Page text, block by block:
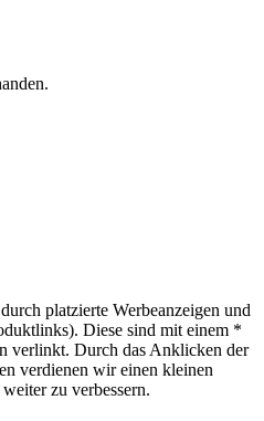
platzierte Werbeanzeigen und
Diese sind mit einem *
verlinkt. Durch das Anklicken der
verdienen wir einen kleinen
zu verbessern.